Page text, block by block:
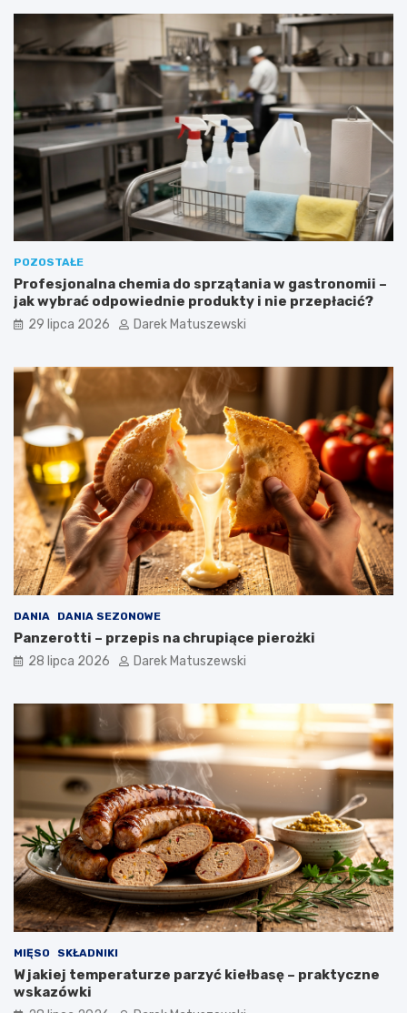
POZOSTAŁE
Profesjonalna chemia do sprzątania w gastronomii –
jak wybrać odpowiednie produkty i nie przepłacić?
29 lipca 2026 Darek Matuszewski
DANIA DANIA SEZONOWE
Panzerotti – przepis na chrupiące pierożki
28 lipca 2026 Darek Matuszewski
MIĘSO SKŁADNIKI
W jakiej temperaturze parzyć kiełbasę – praktyczne
wskazówki